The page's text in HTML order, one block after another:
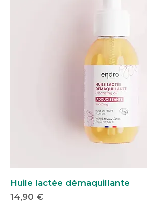
Huile lactée démaquillante
Prix
14,90 €